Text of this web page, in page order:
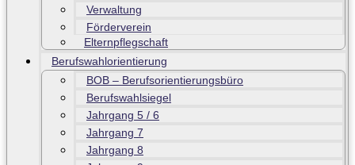
Verwaltung
Förderverein
Elternpflegschaft
Berufswahlorientierung
BOB – Berufsorientierungsbüro
Berufswahlsiegel
Jahrgang 5 / 6
Jahrgang 7
Jahrgang 8